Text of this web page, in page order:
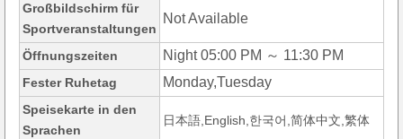
Großbildschirm für
Sportveranstaltungen
Not Available
Öffnungszeiten Night 05:00 PM ～ 11:30 PM
Fester Ruhetag Monday,Tuesday
Speisekarte in den
Sprachen
日本語,English,한국어,简体中文,繁体